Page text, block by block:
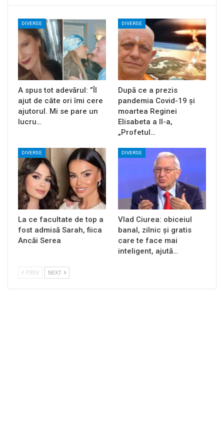
DIVERSE
A spus tot adevărul: ”Îl
ajut de câte ori îmi cere
ajutorul. Mi se pare un
lucru…
DIVERSE
După ce a prezis
pandemia Covid-19 și
moartea Reginei
Elisabeta a II-a,
„Profetul…
DIVERSE
La ce facultate de top a
fost admisă Sarah, fiica
Ancăi Serea
DIVERSE
Vlad Ciurea: obiceiul
banal, zilnic și gratis
care te face mai
inteligent, ajută…
PREV NEXT